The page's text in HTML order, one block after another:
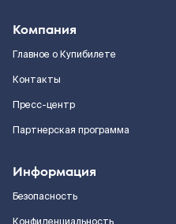
Компания
Главное о Купибилете
Контакты
Пресс-центр
Партнерская программа
Информация
Безопасность